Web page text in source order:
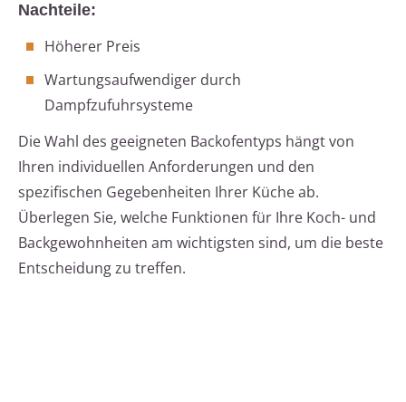
Nachteile:
Höherer Preis
Wartungsaufwendiger durch
Dampfzufuhrsysteme
Die Wahl des geeigneten Backofentyps hängt von
Ihren individuellen Anforderungen und den
spezifischen Gegebenheiten Ihrer Küche ab.
Überlegen Sie, welche Funktionen für Ihre Koch- und
Backgewohnheiten am wichtigsten sind, um die beste
Entscheidung zu treffen.